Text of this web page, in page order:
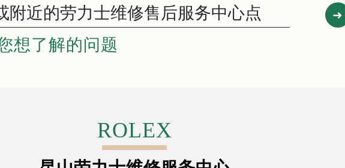
想了解的问题
ROLEX